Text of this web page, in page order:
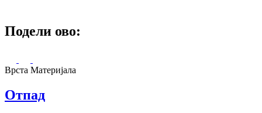
Подели ово:
Врста Материјала
Отпад